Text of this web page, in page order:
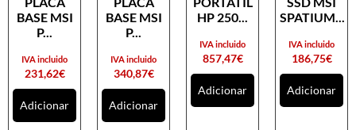
Placas gráficas
SAIS
Ventoínhas
Computadores
BASE MSI
P...
231,62€
IVA incluido
Adicionar
BASE MSI
P...
340,87€
IVA incluido
Adicionar
HP 250...
857,47€
IVA incluido
Adicionar
SPATIUM...
186,75€
IVA incluido
Adicionar